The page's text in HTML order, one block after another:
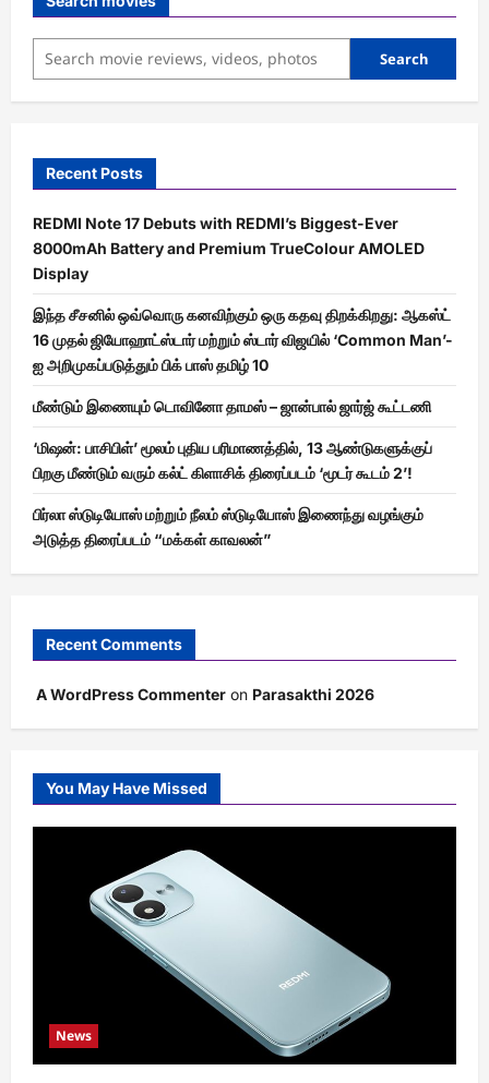
Search
Recent Posts
REDMI Note 17 Debuts with REDMI’s Biggest-Ever
8000mAh Battery and Premium TrueColour AMOLED
Display
இந்த சீசனில் ஒவ்வொரு கனவிற்கும் ஒரு கதவு திறக்கிறது: ஆகஸ்ட்
16 முதல் ஜியோஹாட்ஸ்டார் மற்றும் ஸ்டார் விஜயில் ‘Common Man’-
ஐ அறிமுகப்படுத்தும் பிக் பாஸ் தமிழ் 10
மீண்டும் இணையும் டொவினோ தாமஸ் – ஜான்பால் ஜார்ஜ் கூட்டணி
‘மிஷன்: பாசிபிள்’ மூலம் புதிய பரிமாணத்தில், 13 ஆண்டுகளுக்குப்
பிறகு மீண்டும் வரும் கல்ட் கிளாசிக் திரைப்படம் ‘மூடர் கூடம் 2’!
பிர்லா ஸ்டுடியோஸ் மற்றும் நீலம் ஸ்டுடியோஸ் இணைந்து வழங்கும்
அடுத்த திரைப்படம் “மக்கள் காவலன்”
Recent Comments
A WordPress Commenter on Parasakthi 2026
You May Have Missed
News